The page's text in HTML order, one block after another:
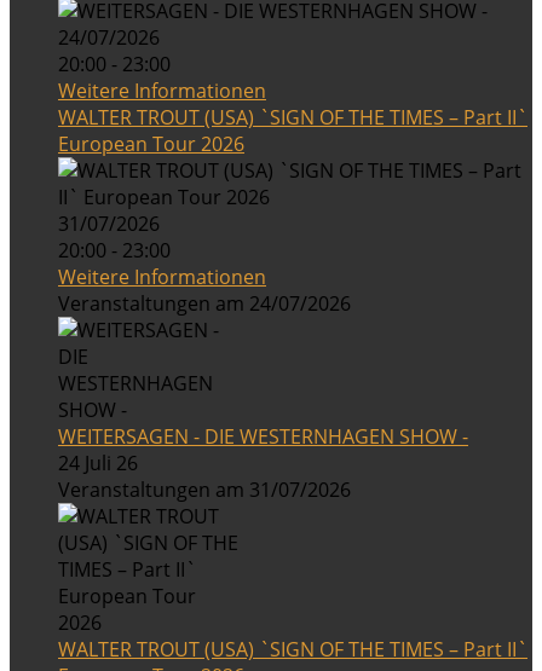
24/07/2026
20:00 - 23:00
Weitere Informationen
WALTER TROUT (USA) `SIGN OF THE TIMES – Part II`
European Tour 2026
31/07/2026
20:00 - 23:00
Weitere Informationen
Veranstaltungen am 24/07/2026
WEITERSAGEN - DIE WESTERNHAGEN SHOW -
24 Juli 26
Veranstaltungen am 31/07/2026
WALTER TROUT (USA) `SIGN OF THE TIMES – Part II`